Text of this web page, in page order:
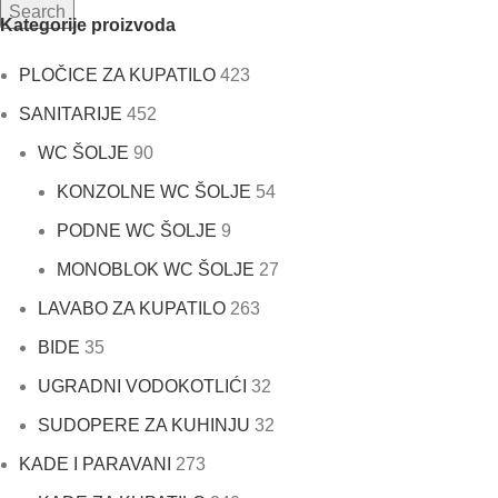
Search
Kategorije proizvoda
PLOČICE ZA KUPATILO 423
SANITARIJE 452
WC ŠOLJE 90
KONZOLNE WC ŠOLJE 54
PODNE WC ŠOLJE 9
MONOBLOK WC ŠOLJE 27
LAVABO ZA KUPATILO 263
BIDE 35
UGRADNI VODOKOTLIĆI 32
SUDOPERE ZA KUHINJU 32
KADE I PARAVANI 273